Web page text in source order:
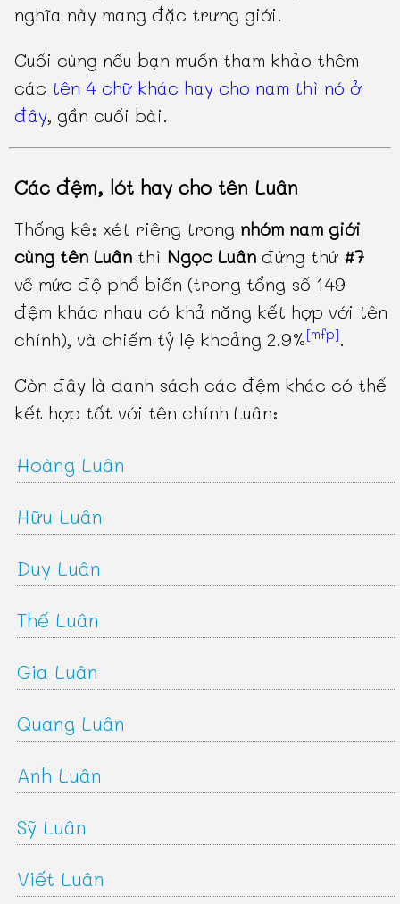
nghĩa này mang đặc trưng giới.
Cuối cùng nếu bạn muốn tham khảo thêm
các tên 4 chữ khác hay cho nam thì nó ở
đây, gần cuối bài.
Các đệm, lót hay cho tên Luân
Thống kê: xét riêng trong nhóm nam giới
cùng tên Luân thì Ngọc Luân đứng thứ #7
về mức độ phổ biến (trong tổng số 149
đệm khác nhau có khả năng kết hợp với tên
chính), và chiếm tỷ lệ khoảng 2.9%[mfp].
Còn đây là danh sách các đệm khác có thể
kết hợp tốt với tên chính Luân:
Hoàng Luân
Hữu Luân
Duy Luân
Thế Luân
Gia Luân
Quang Luân
Anh Luân
Sỹ Luân
Viết Luân